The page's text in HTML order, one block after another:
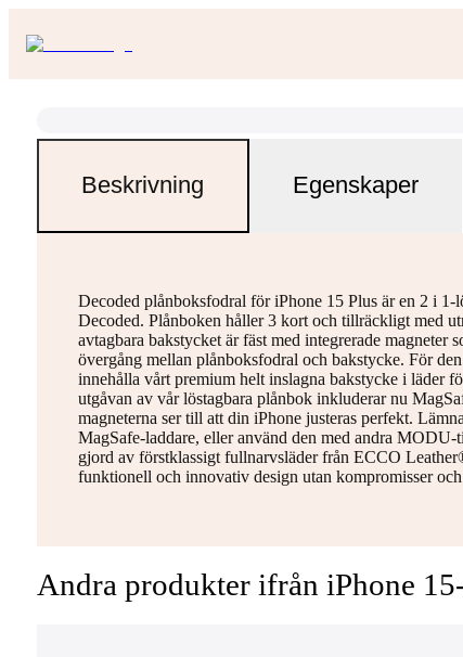
Beskrivning Egenskaper
Decoded plånboksfodral för iPhone 15 Plus är en 2 i
Decoded. Plånboken håller 3 kort och tillräckligt med
avtagbara bakstycket är fäst med integrerade
övergång mellan plånboksfodral och bakstycke. För
innehålla vårt premium helt inslagna bakstycke i läder
utgåvan av vår löstagbara plånbok inkluderar nu
magneterna ser till att din iPhone justeras perfekt.
MagSafe-laddare, eller använd den med andra
gjord av förstklassigt fullnarvsläder från ECCO
funktionell och innovativ design utan kompromisser
Andra produkter ifrån iPhone